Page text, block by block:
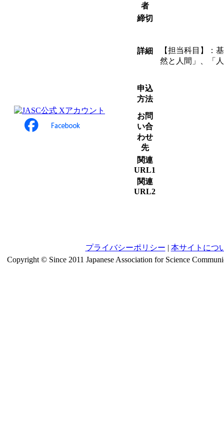
者
締切
詳細
【担当科目】：
然と人間」、「
申込
方法
お問
い合
わせ
先
関連
URL1
関連
URL2
プライバシーポリシー | 本サイトにつ
Copyright © Since 2011 Japanese Association for Science